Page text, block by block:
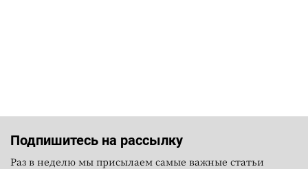
Подпишитесь на рассылку
Раз в неделю мы присылаем самые важные статьи